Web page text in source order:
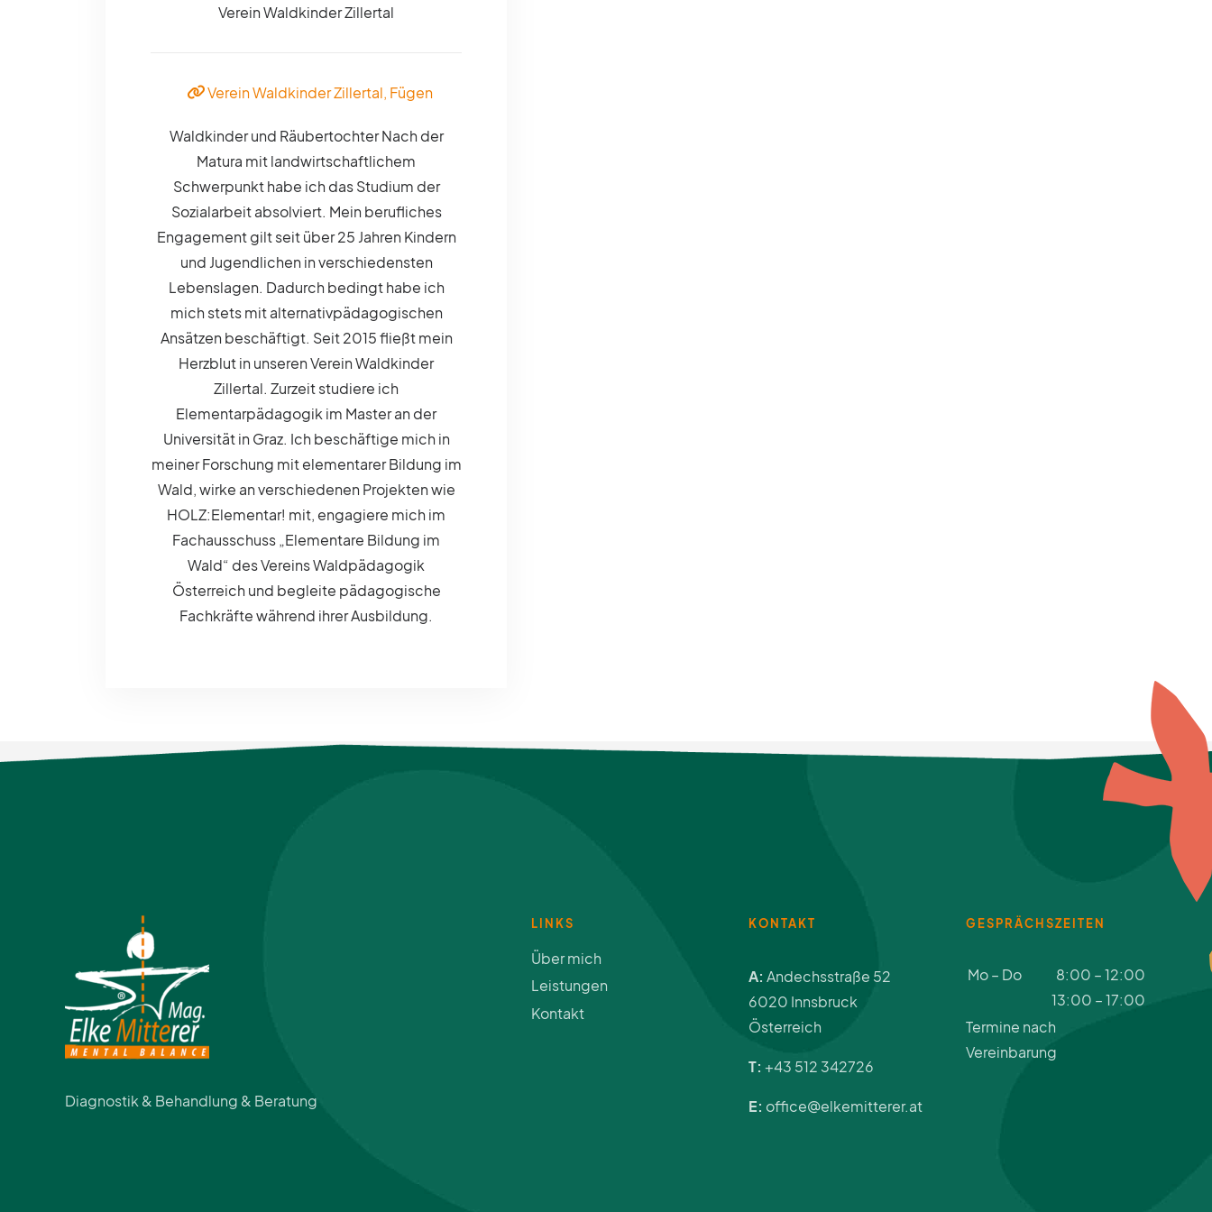
Verein Waldkinder Zillertal
Verein Waldkinder Zillertal, Fügen
Waldkinder und Räubertochter Nach der
Matura mit landwirtschaftlichem
Schwerpunkt habe ich das Studium der
Sozialarbeit absolviert. Mein berufliches
Engagement gilt seit über 25 Jahren Kindern
und Jugendlichen in verschiedensten
Lebenslagen. Dadurch bedingt habe ich
mich stets mit alternativpädagogischen
Ansätzen beschäftigt. Seit 2015 fließt mein
Herzblut in unseren Verein Waldkinder
Zillertal. Zurzeit studiere ich
Elementarpädagogik im Master an der
Universität in Graz. Ich beschäftige mich in
meiner Forschung mit elementarer Bildung im
Wald, wirke an verschiedenen Projekten wie
HOLZ:Elementar! mit, engagiere mich im
Fachausschuss „Elementare Bildung im
Wald“ des Vereins Waldpädagogik
Österreich und begleite pädagogische
Fachkräfte während ihrer Ausbildung.
Diagnostik & Behandlung & Beratung
LINKS
Über mich
Leistungen
Kontakt
KONTAKT
A: Andechsstraße 52
6020 Innsbruck
Österreich
T: +43 512 342726
E: office@elkemitterer.at
GESPRÄCHSZEITEN
Mo – Do
8:00 – 12:00
13:00 – 17:00
Termine nach
Vereinbarung